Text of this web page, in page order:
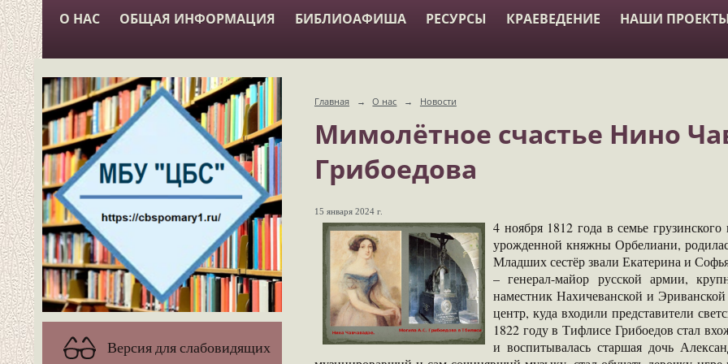
О НАС ОБЩАЯ ИНФОРМАЦИЯ БИБЛИОАФИША РЕСУРСЫ КРАЕВЕДЕНИЕ НАШИ
Версия для слабовидящих
Главная → О нас → Новости
Мимолётное счастье Нино
Грибоедова
15 января 2024 г.
4 ноября 1812 года в семье
урожденной княжны Орбелиани,
Младших сестёр звали Екатерина и
– генерал-майор русской армии,
наместник Нахичеванской и
центр, куда входили представители
1822 году в Тифлисе Грибоедов стал
и воспитывалась старшая дочь